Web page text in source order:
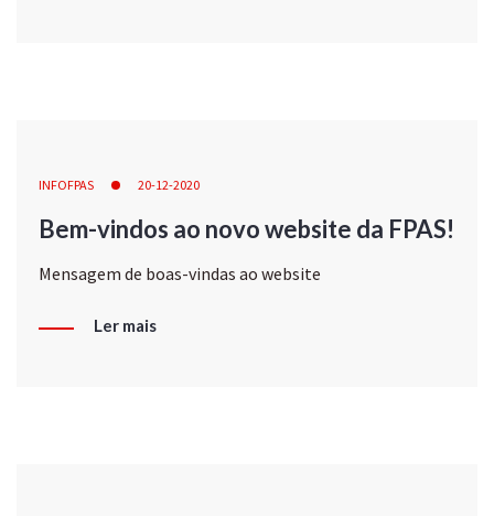
INFOFPAS 20-12-2020
Bem-vindos ao novo website da FPAS!
Mensagem de boas-vindas ao website
Ler mais